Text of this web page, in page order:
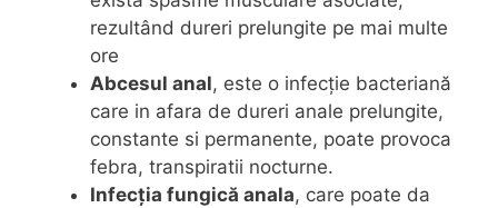
rezultând dureri prelungite pe mai multe
ore
Abcesul anal, este o infecție bacteriană
care in afara de dureri anale prelungite,
constante si permanente, poate provoca
febra, transpiratii nocturne.
Infecția fungică anala, care poate da